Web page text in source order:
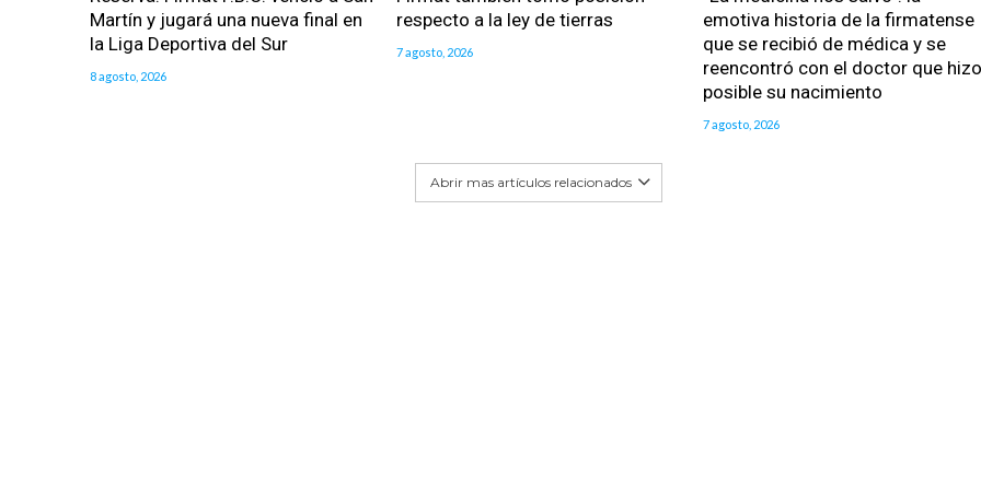
Martín y jugará una nueva final en
la Liga Deportiva del Sur
8 agosto, 2026
respecto a la ley de tierras
7 agosto, 2026
emotiva historia de la firmatense
que se recibió de médica y se
reencontró con el doctor que hizo
posible su nacimiento
7 agosto, 2026
Abrir mas artículos relacionados